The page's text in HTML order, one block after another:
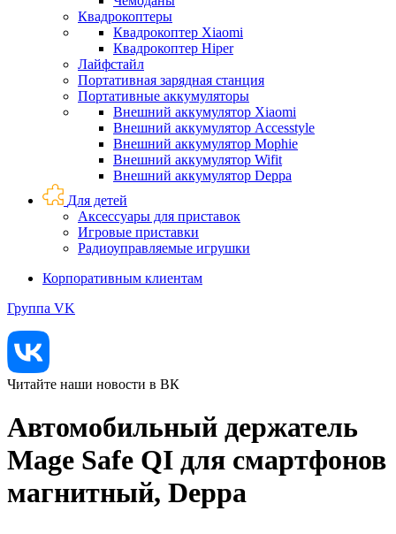
Квадрокоптеры
Квадрокоптер Xiaomi
Квадрокоптер Hiper
Лайфстайл
Портативная зарядная станция
Портативные аккумуляторы
Внешний аккумулятор Xiaomi
Внешний аккумулятор Accesstyle
Внешний аккумулятор Mophie
Внешний аккумулятор Wifit
Внешний аккумулятор Deppa
Для детей
Аксессуары для приставок
Игровые приставки
Радиоуправляемые игрушки
Корпоративным клиентам
Группа VK
Читайте наши новости в ВК
Автомобильный держатель
Mage Safe QI для смартфонов
магнитный, Deppa